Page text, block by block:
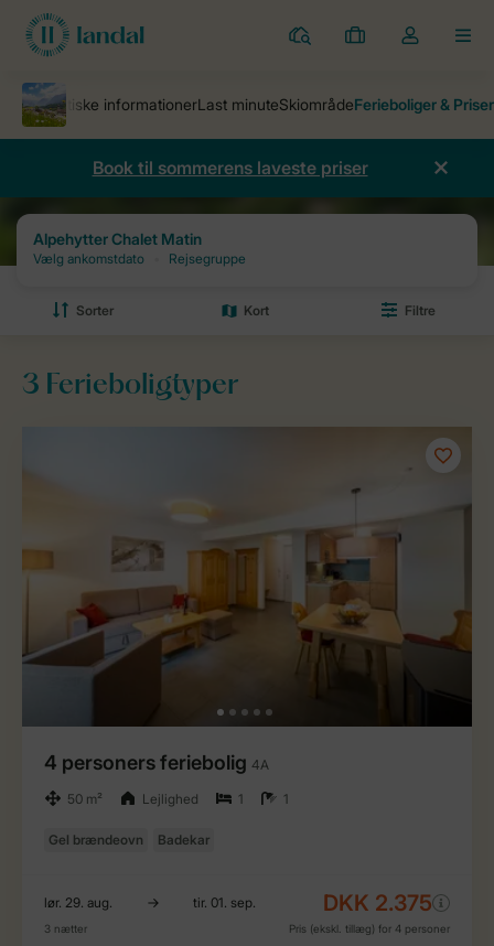
Parker
Mine
Toggle
my
account
dropdown
Book til sommerens laveste priser
Ferieparker Alpehytter Chalet Matin